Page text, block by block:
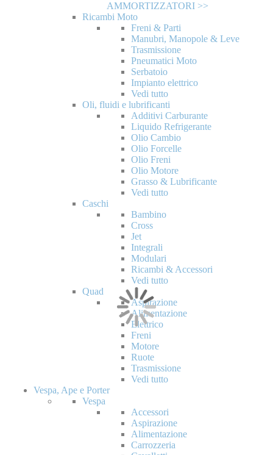
AMMORTIZZATORI >>
Ricambi Moto
Freni & Parti
Manubri, Manopole & Leve
Trasmissione
Pneumatici Moto
Serbatoio
Impianto elettrico
Vedi tutto
Oli, fluidi e lubrificanti
Additivi Carburante
Liquido Refrigerante
Olio Cambio
Olio Forcelle
Olio Freni
Olio Motore
Grasso & Lubrificante
Vedi tutto
Caschi
Bambino
Cross
Jet
Integrali
Modulari
Ricambi & Accessori
Vedi tutto
Quad
Aspirazione
Alimentazione
Elettrico
Freni
Motore
Ruote
Trasmissione
Vedi tutto
Vespa, Ape e Porter
Vespa
Accessori
Aspirazione
Alimentazione
Carrozzeria